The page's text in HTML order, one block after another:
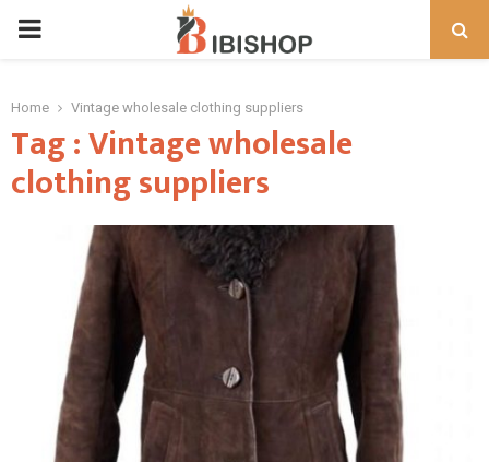
PRIMARY
Home Vintage wholesale clothing suppliers
Tag : Vintage wholesale
clothing suppliers